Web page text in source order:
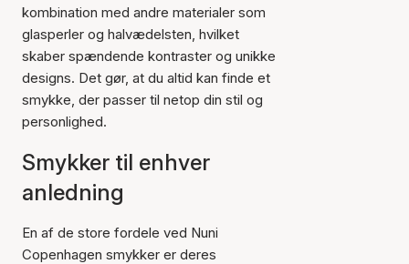
kombination med andre materialer som
glasperler og halvædelsten, hvilket
skaber spændende kontraster og unikke
designs. Det gør, at du altid kan finde et
smykke, der passer til netop din stil og
personlighed.
Smykker til enhver
anledning
En af de store fordele ved Nuni
Copenhagen smykker er deres